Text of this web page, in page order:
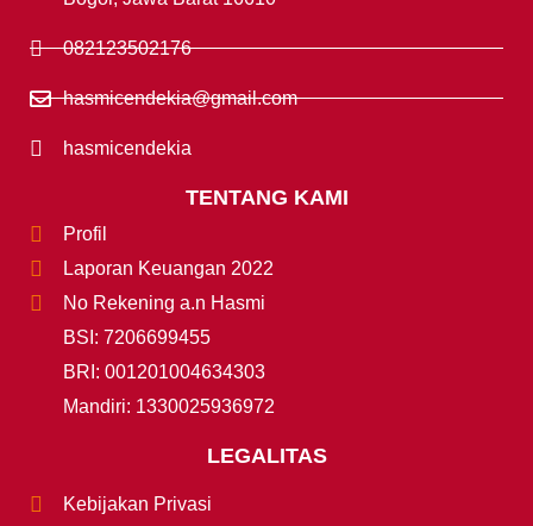
082123502176
hasmicendekia@gmail.com
hasmicendekia
TENTANG KAMI
Profil
Laporan Keuangan 2022
No Rekening a.n Hasmi
BSI: 7206699455
BRI: 001201004634303
Mandiri: 1330025936972
LEGALITAS
Kebijakan Privasi